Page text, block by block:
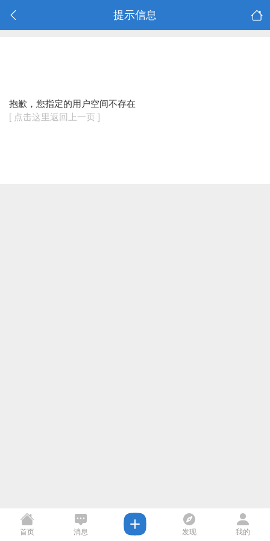
提示信息
抱歉，您指定的用户空间不存在
[ 点击这里返回上一页 ]
首页 消息 发现 我的